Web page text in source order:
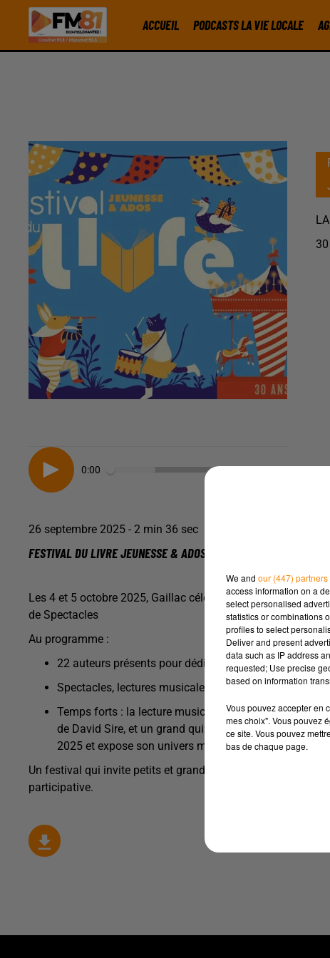
ACCUEIL PODCASTS LA VIE LOCALE
0:00
26 septembre 2025 - 2 min 36 sec
FESTIVAL DU LIVRE JEUNESSE & ADOS 2025 À GAILLAC
Les 4 et 5 octobre 2025, Gaillac célèbre la 30ᵉ édition de
de Spectacles
Au programme :
22 auteurs présents pour dédicaces et échanges avec
Spectacles, lectures musicales, ateliers & expositions
Temps forts : la lecture musicale « Et le désert
de David Sire, et un grand quiz littéraire animé par
2025 et expose son univers mêlé de collages, encres
Un festival qui invite petits et grands à découvrir la
participative.
We and our (447) partners
access information on a
select personalised
statistics or combinations
profiles to select
Deliver and present
data such as IP address
requested; Use precise
based on information
Vous pouvez accepter en
mes choix". Vous pouvez
ce site. Vous pouvez
bas de chaque page.